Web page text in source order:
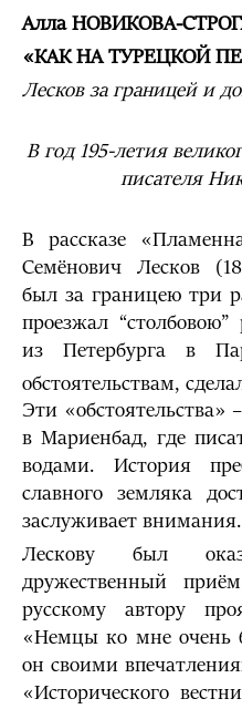
Алла НОВИКОВА-
«КАК НА ТУРЕЦКОЙ
Лесков за границей и
В год 195-летия
писателя
В рассказе
Семёнович Лесков
был за границею три
проезжал
из Петербурга в
обстоятельствам,
Эти «обстоятельства»
в Мариенбад, где
водами. История
славного земляка
заслуживает внимания.
Лескову был
дружественный
русскому автору
«Немцы ко мне очень
он своими
«Исторического